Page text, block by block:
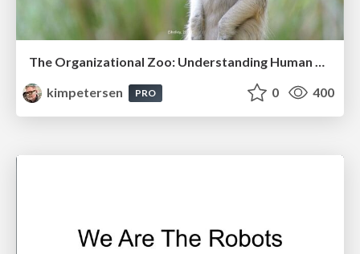
The Organizational Zoo: Understanding Human Behavior Agility Through Metaphoric Constructive Conversations (based on the works of Arthur Shelley, Ph.D)
kimpetersen
PRO 0 400